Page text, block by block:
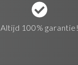
Altijd 100% garantie!